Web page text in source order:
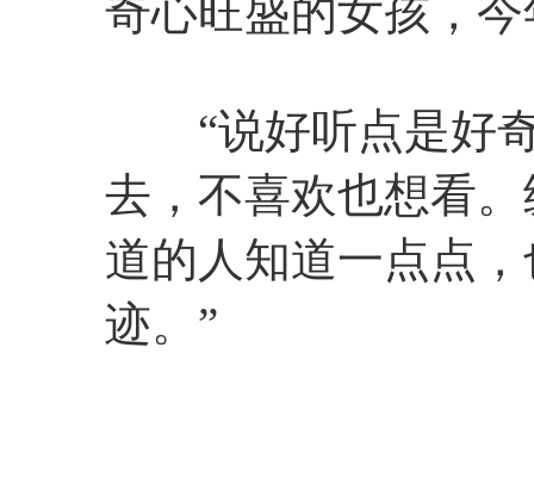
奇心旺盛的女孩，
“说好听点是好奇
去，不喜欢也想看
道的人知道一点点
迹。”